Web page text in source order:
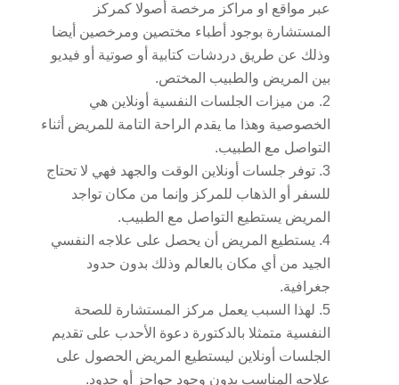
عبر مواقع او مراكز مرخصة أصولا كمركز
المستشارة بوجود أطباء مختصين ومرخصين أيضا
وذلك عن طريق دردشات كتابية أو صوتية أو فيديو
بين المريض والطبيب المختص.
من ميزات الجلسات النفسية أونلاين هي
الخصوصية وهذا ما يقدم الراحة التامة للمريض أثناء
التواصل مع الطبيب.
توفر جلسات أونلاين الوقت والجهد فهي لا تحتاج
للسفر أو الذهاب للمركز وإنما من مكان تواجد
المريض يستطيع التواصل مع الطبيب.
يستطيع المريض أن يحصل على علاجه النفسي
الجيد من أي مكان بالعالم وذلك بدون حدود
جغرافية.
لهذا السبب يعمل مركز المستشارة للصحة
النفسية متمثلا بالدكتورة دعوة الأحدب على تقديم
الجلسات أونلاين ليستطيع المريض الحصول على
علاجه المناسب بدون وجود حواجز أو حدود.